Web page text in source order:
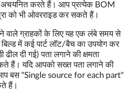
अचयनित करते हैं। आप प्रत्येक BOM
को भी ओवरराइड कर सकते हैं।
वाले ग्राहकों के लिए यह एक लंबे समय से
में कई पार्ट लॉट/बैच का उपयोग कर
दी गई) पता लगाने की क्षमता
हैं। यदि आपको सख्त पता लगाने की
बस "Single source for each part"
हैं।